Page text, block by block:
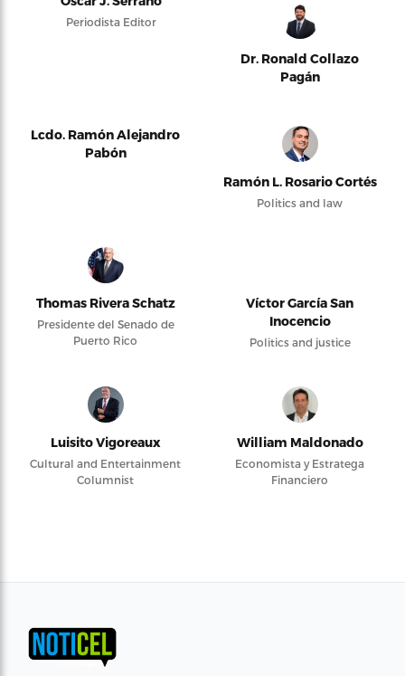
Periodista Editor
Dr. Ronald Collazo
Pagán
Lcdo. Ramón Alejandro
Pabón
Ramón L. Rosario Cortés
Politics and law
Thomas Rivera Schatz
Presidente del Senado de
Puerto Rico
Víctor García San
Inocencio
Politics and justice
Luisito Vigoreaux
Cultural and Entertainment
Columnist
William Maldonado
Economista y Estratega
Financiero